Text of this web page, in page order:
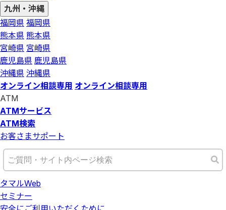
九州・沖縄
福岡県 福岡県
熊本県 熊本県
宮崎県 宮崎県
鹿児島県 鹿児島県
沖縄県 沖縄県
オンライン相談専用 オンライン相談専用
ATM
ATMサービス
ATM検索
お客さまサポート
タマルWeb
セミナー